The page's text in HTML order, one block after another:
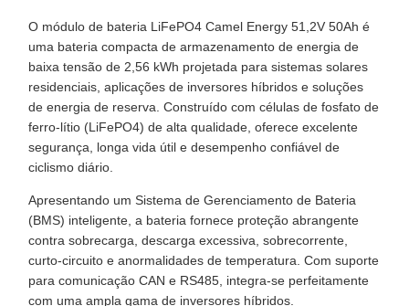
O módulo de bateria LiFePO4 Camel Energy 51,2V 50Ah é
uma bateria compacta de armazenamento de energia de
baixa tensão de 2,56 kWh projetada para sistemas solares
residenciais, aplicações de inversores híbridos e soluções
de energia de reserva. Construído com células de fosfato de
ferro-lítio (LiFePO4) de alta qualidade, oferece excelente
segurança, longa vida útil e desempenho confiável de
ciclismo diário.
Apresentando um Sistema de Gerenciamento de Bateria
(BMS) inteligente, a bateria fornece proteção abrangente
contra sobrecarga, descarga excessiva, sobrecorrente,
curto-circuito e anormalidades de temperatura. Com suporte
para comunicação CAN e RS485, integra-se perfeitamente
com uma ampla gama de inversores híbridos.